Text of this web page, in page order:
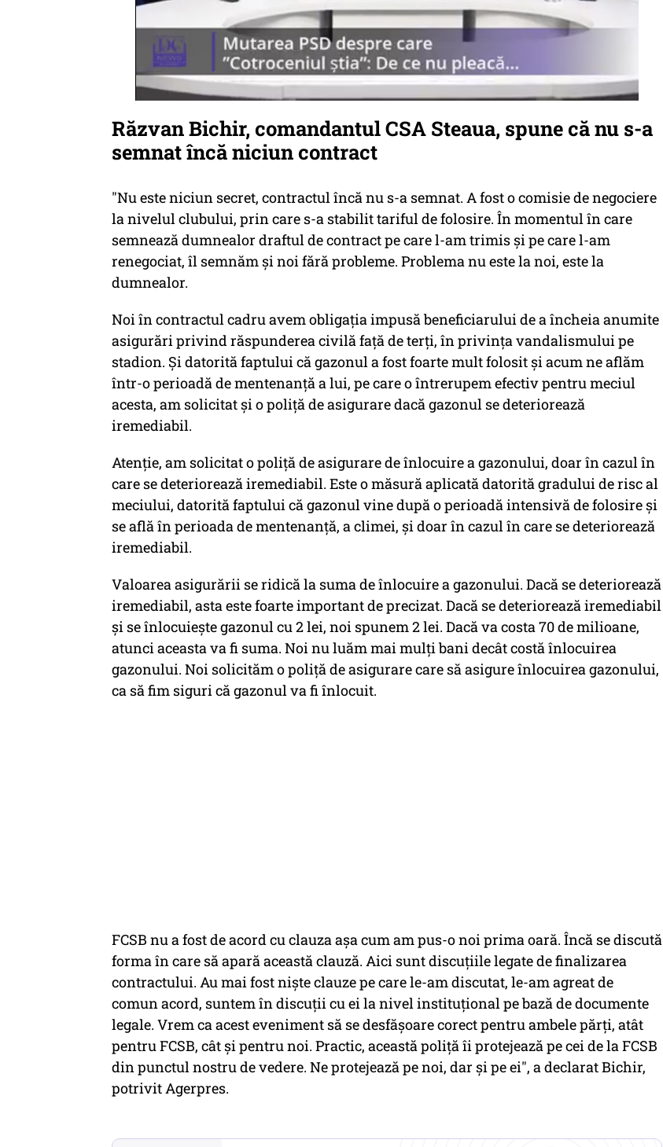
Răzvan Bichir, comandantul CSA Steaua, spune că nu s-a
semnat încă niciun contract
"Nu este niciun secret, contractul încă nu s-a semnat. A fost o comisie de negociere
la nivelul clubului, prin care s-a stabilit tariful de folosire. În momentul în care
semnează dumnealor draftul de contract pe care l-am trimis şi pe care l-am
renegociat, îl semnăm şi noi fără probleme. Problema nu este la noi, este la
dumnealor.
Noi în contractul cadru avem obligaţia impusă beneficiarului de a încheia anumite
asigurări privind răspunderea civilă faţă de terţi, în privinţa vandalismului pe
stadion. Şi datorită faptului că gazonul a fost foarte mult folosit şi acum ne aflăm
într-o perioadă de mentenanţă a lui, pe care o întrerupem efectiv pentru meciul
acesta, am solicitat şi o poliţă de asigurare dacă gazonul se deteriorează
iremediabil.
Atenţie, am solicitat o poliţă de asigurare de înlocuire a gazonului, doar în cazul în
care se deteriorează iremediabil. Este o măsură aplicată datorită gradului de risc al
meciului, datorită faptului că gazonul vine după o perioadă intensivă de folosire şi
se află în perioada de mentenanţă, a climei, şi doar în cazul în care se deteriorează
iremediabil.
Valoarea asigurării se ridică la suma de înlocuire a gazonului. Dacă se deteriorează
iremediabil, asta este foarte important de precizat. Dacă se deteriorează iremediabil
şi se înlocuieşte gazonul cu 2 lei, noi spunem 2 lei. Dacă va costa 70 de milioane,
atunci aceasta va fi suma. Noi nu luăm mai mulţi bani decât costă înlocuirea
gazonului. Noi solicităm o poliţă de asigurare care să asigure înlocuirea gazonului,
ca să fim siguri că gazonul va fi înlocuit.
FCSB nu a fost de acord cu clauza aşa cum am pus-o noi prima oară. Încă se discută
forma în care să apară această clauză. Aici sunt discuţiile legate de finalizarea
contractului. Au mai fost nişte clauze pe care le-am discutat, le-am agreat de
comun acord, suntem în discuţii cu ei la nivel instituţional pe bază de documente
legale. Vrem ca acest eveniment să se desfăşoare corect pentru ambele părţi, atât
pentru FCSB, cât şi pentru noi. Practic, această poliţă îi protejează pe cei de la FCSB
din punctul nostru de vedere. Ne protejează pe noi, dar şi pe ei", a declarat Bichir,
potrivit Agerpres.